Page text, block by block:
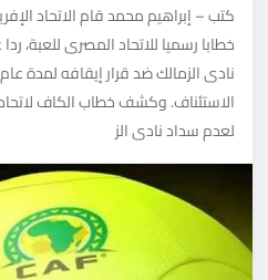
كتب – إبراهيم محمد قام الاتحاد
خطابا رسميا للاتحاد المصرى للعبة،
نادى الزمالك ضد قرار إيقافه لمدة
الاستئناف. وكشف خطاب الكاف
لعدم سداد نادى الز